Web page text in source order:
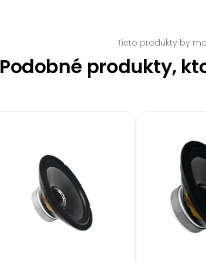
Tieto produkty by
Podobné produkty,